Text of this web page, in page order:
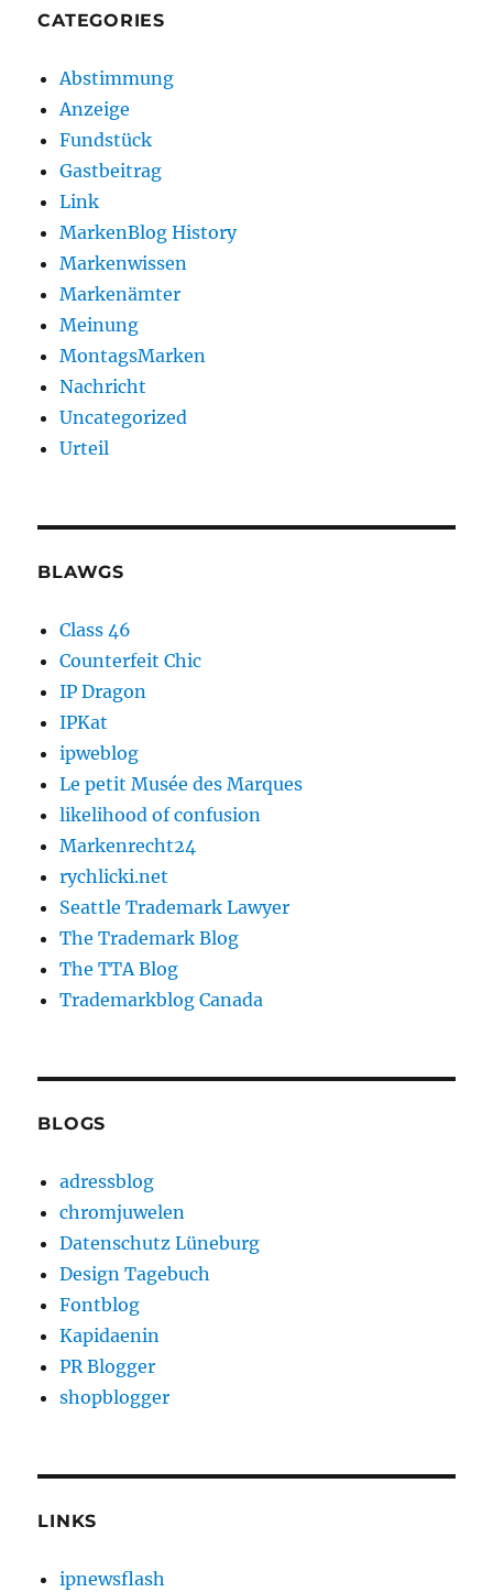
CATEGORIES
Abstimmung
Anzeige
Fundstück
Gastbeitrag
Link
MarkenBlog History
Markenwissen
Markenämter
Meinung
MontagsMarken
Nachricht
Uncategorized
Urteil
BLAWGS
Class 46
Counterfeit Chic
IP Dragon
IPKat
ipweblog
Le petit Musée des Marques
likelihood of confusion
Markenrecht24
rychlicki.net
Seattle Trademark Lawyer
The Trademark Blog
The TTA Blog
Trademarkblog Canada
BLOGS
adressblog
chromjuwelen
Datenschutz Lüneburg
Design Tagebuch
Fontblog
Kapidaenin
PR Blogger
shopblogger
LINKS
ipnewsflash